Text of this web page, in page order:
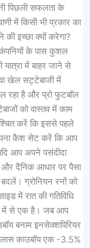
पिछली सफलता के
में किसी भी प्रकार का
की इच्छा क्यों करेगा?
के पास कुशल
में बाहर जाने से
खेल सट्टेबाजी में
रहा है और प्रो फुटबॉल
को वास्तव में काम
करें कि इससे पहले
कैश सेट करें कि आप
आप अपने पसंदीदा
और दैनिक आधार पर पैसा
बदलें। ग्रोनियन रनों को
में रात की गतिविधि
में से एक है। जब आप
बनाम इनसेक्शपिरियर
काउबॉय एक -3.5%